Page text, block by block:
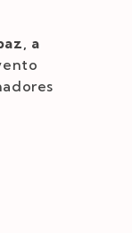
a